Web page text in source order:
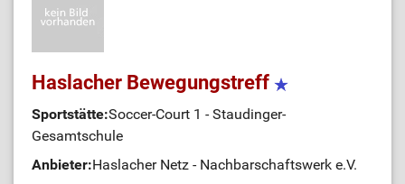
Haslacher Bewegungstreff
Sportstätte:Soccer-Court 1 - Staudinger-
Gesamtschule
Anbieter:Haslacher Netz - Nachbarschaftswerk e.V.